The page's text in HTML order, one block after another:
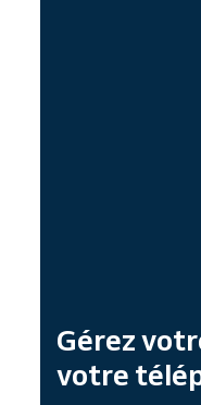
Gérez
votre